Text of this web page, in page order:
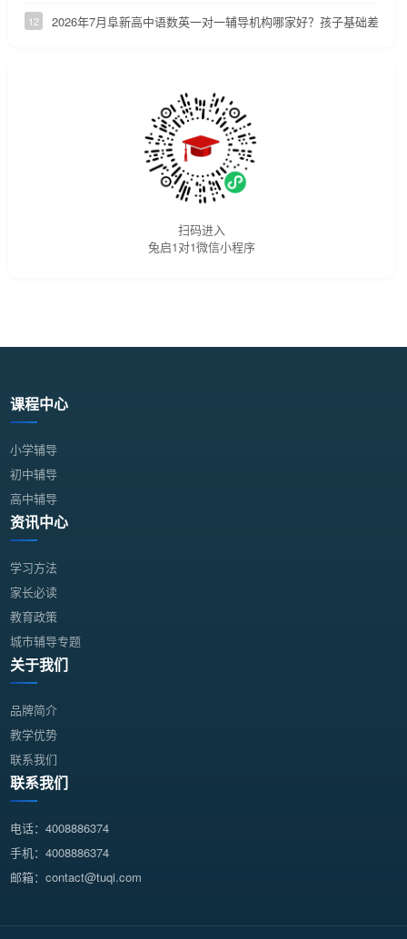
12 2026年7月阜新高中语数英一对一辅导机构哪家好？孩子基础差怎么
扫码进入
兔启1对1微信小程序
课程中心
小学辅导
初中辅导
高中辅导
资讯中心
学习方法
家长必读
教育政策
城市辅导专题
关于我们
品牌简介
教学优势
联系我们
联系我们
电话：4008886374
手机：4008886374
邮箱：contact@tuqi.com